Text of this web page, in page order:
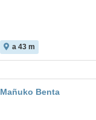
a 43 m
Mañuko Benta